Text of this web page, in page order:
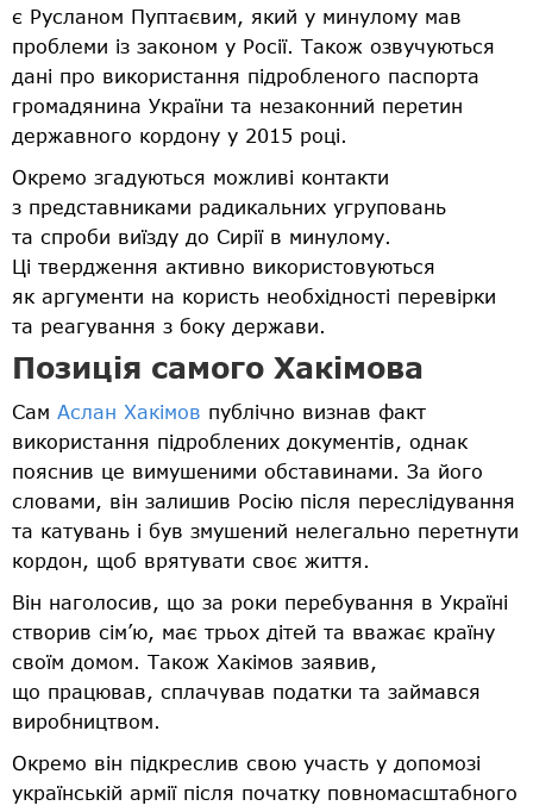
є Русланом Пуптаєвим, який у минулому мав
проблеми із законом у Росії. Також озвучуються
дані про використання підробленого паспорта
громадянина України та незаконний перетин
державного кордону у 2015 році.
Окремо згадуються можливі контакти
з представниками радикальних угруповань
та спроби виїзду до Сирії в минулому.
Ці твердження активно використовуються
як аргументи на користь необхідності перевірки
та реагування з боку держави.
Позиція самого Хакімова
Сам Аслан Хакімов публічно визнав факт
використання підроблених документів, однак
пояснив це вимушеними обставинами. За його
словами, він залишив Росію після переслідування
та катувань і був змушений нелегально перетнути
кордон, щоб врятувати своє життя.
Він наголосив, що за роки перебування в Україні
створив сім’ю, має трьох дітей та вважає країну
своїм домом. Також Хакімов заявив,
що працював, сплачував податки та займався
виробництвом.
Окремо він підкреслив свою участь у допомозі
українській армії після початку повномасштабного